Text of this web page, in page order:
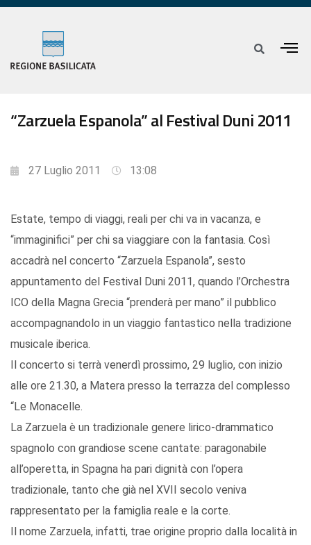
“Zarzuela Espanola” al Festival Duni 2011
27 Luglio 2011 13:08
Estate, tempo di viaggi, reali per chi va in vacanza, e
“immaginifici” per chi sa viaggiare con la fantasia. Così
accadrà nel concerto “Zarzuela Espanola”, sesto
appuntamento del Festival Duni 2011, quando l’Orchestra
ICO della Magna Grecia “prenderà per mano” il pubblico
accompagnandolo in un viaggio fantastico nella tradizione
musicale iberica.
Il concerto si terrà venerdì prossimo, 29 luglio, con inizio
alle ore 21.30, a Matera presso la terrazza del complesso
“Le Monacelle.
La Zarzuela è un tradizionale genere lirico-drammatico
spagnolo con grandiose scene cantate: paragonabile
all’operetta, in Spagna ha pari dignità con l’opera
tradizionale, tanto che già nel XVII secolo veniva
rappresentato per la famiglia reale e la corte.
Il nome Zarzuela, infatti, trae origine proprio dalla località in